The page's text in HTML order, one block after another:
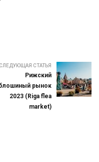
СЛЕДУЮЩАЯ СТАТЬЯ
Рижский
рынок
2023 (Riga flea
market)